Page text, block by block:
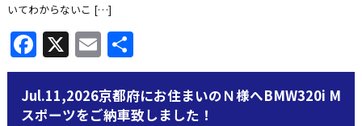
いてわからないこ […]
Facebook
X Email
共
有
Jul.11,2026京都府にお住まいのＮ様へBMW320i M
スポーツをご納車致しました！